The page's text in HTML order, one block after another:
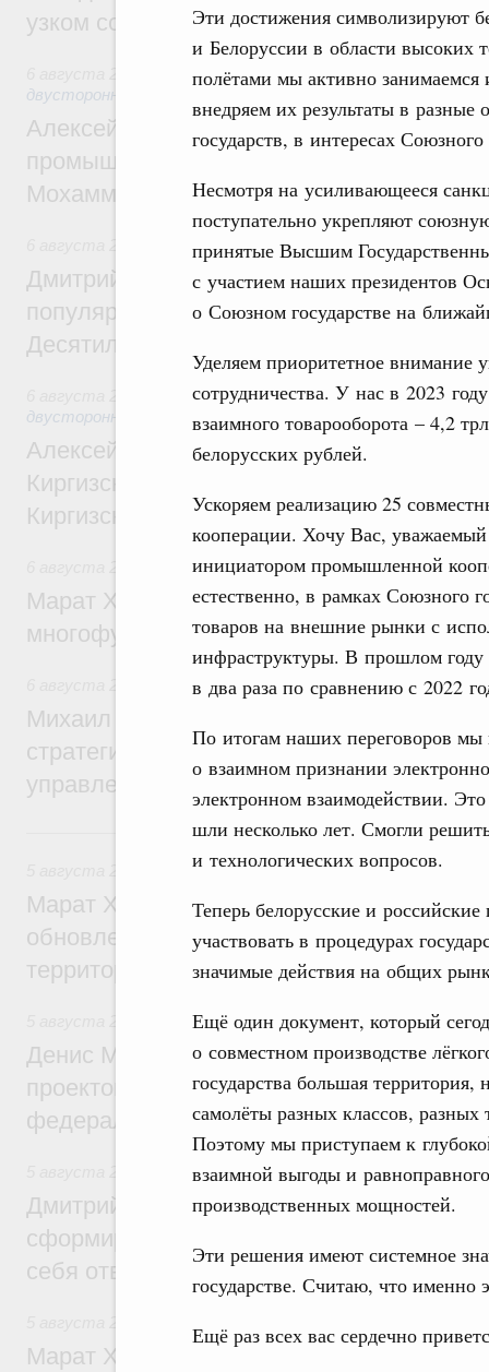
Эти достижения символизируют
и Белоруссии в области высоких
полётами мы активно
внедряем их результаты в
государств, в интересах Союзного
Несмотря на усиливающееся
поступательно укрепляют
принятые Высшим
с участием наших президентов
о Союзном государстве на
Уделяем приоритетное внимание
сотрудничества. У нас в 2023
взаимного товарооборота – 4,2
белорусских рублей.
Ускоряем реализацию 25
кооперации. Хочу Вас,
инициатором промышленной
естественно, в рамках Союзного
товаров на внешние рынки с
инфраструктуры. В прошлом году
в два раза по сравнению с 2022
По итогам наших переговоров
о взаимном признании
электронном взаимодействии.
шли несколько лет. Смогли
и технологических вопросов.
Теперь белорусские и
участвовать в процедурах
значимые действия на общих
Ещё один документ, который
о совместном производстве
государства большая
самолёты разных классов, разных
Поэтому мы приступаем к
взаимной выгоды и
производственных мощностей.
Эти решения имеют системное
государстве. Считаю, что именно
Ещё раз всех вас сердечно
узком составе
Экономические отношения с
двусторонней основе
Алексей Оверчук провёл рабочую
промышленности, недропользования и
Мохаммадом Атабаком
Внутренний и въездной туризм
Дмитрий Чернышенко: Порядка 110
популярного туризма в 35 регионах
Десятилетия науки и технологий
Экономические и гуманитарные
двусторонней основе
Алексей Оверчук принял участие в
Киргизского экономического форума и
Киргизской межрегиональной
Дорожное хозяйство
Марат Хуснуллин: На двух скоростных
многофункциональные зоны дорожного
Технологическое развитие. Инновации
Михаил Мишустин дал поручения по
стратегической сессии о
управления научно-технологическим
5 августа, среда
Жилищно-коммунальное хозяйство
Марат Хуснуллин: Более 4,3 тыс.
обновлено в России при участии Фонда
территорий
Инструменты развития территорий.
Денис Мантуров провёл совещание по
проектов института кураторства в
федеральном округе
Молодёжная политика
Дмитрий Чернышенко: Всемирный
сформировал целое сообщество людей,
себя ответственность за будущее
Марат Хуснуллин: Ввод нежилых зданий